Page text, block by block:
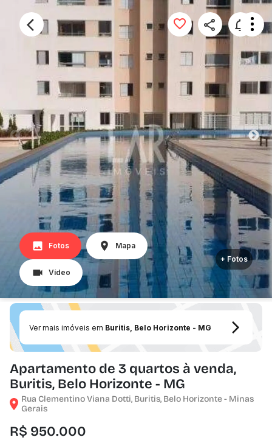
Fotos Mapa
Vídeo
+ Fotos
Ver mais imóveis em Buritis, Belo Horizonte - MG
Apartamento de 3 quartos à venda,
Buritis, Belo Horizonte - MG
Rua Clementino Viana Dotti, Buritis, Belo Horizonte - Minas
Gerais
R$ 950.000